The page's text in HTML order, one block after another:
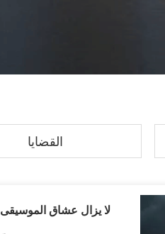
القضايا
لا يزال عشاق الموسيقى Hifi متشككين في مكبرات الصوت من الفئة D